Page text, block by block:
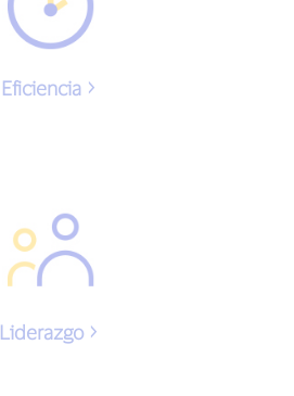
Eficiencia
Liderazgo